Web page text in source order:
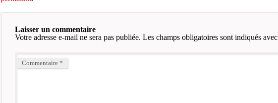
Laisser un commentaire
Votre adresse e-mail ne sera pas publiée. Les champs obligatoires sont indiqués avec
Commentaire *